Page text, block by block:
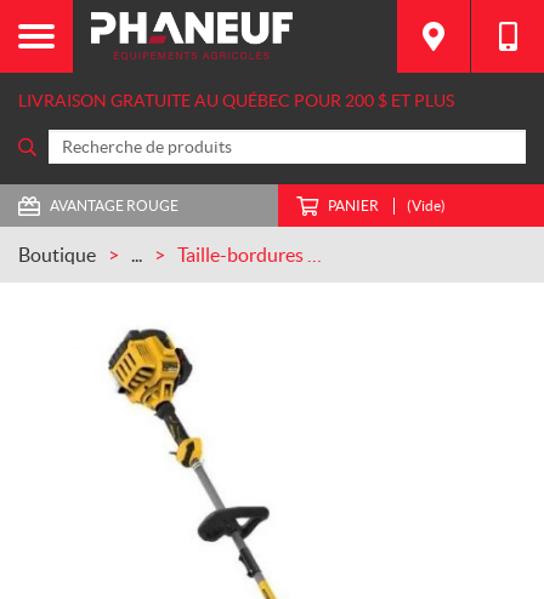
LIVRAISON GRATUITE AU QUÉBEC POUR 200 $ ET PLUS
AVANTAGE ROUGE PANIER (Vide)
Boutique ...